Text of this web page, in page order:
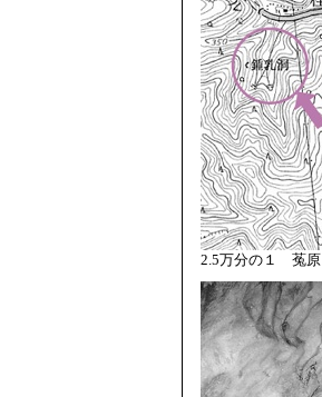
2.5万分の１ 菟原